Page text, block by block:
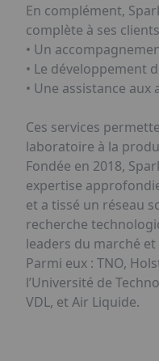
En complément,
complète à ses
• Un
• Le développement
• Une assistance
Ces services
laboratoire à la
Fondée en 2018,
expertise
et a tissé un réseau
recherche
leaders du marché
Parmi eux : TNO,
l’Université de
VDL, et Air Liquide.